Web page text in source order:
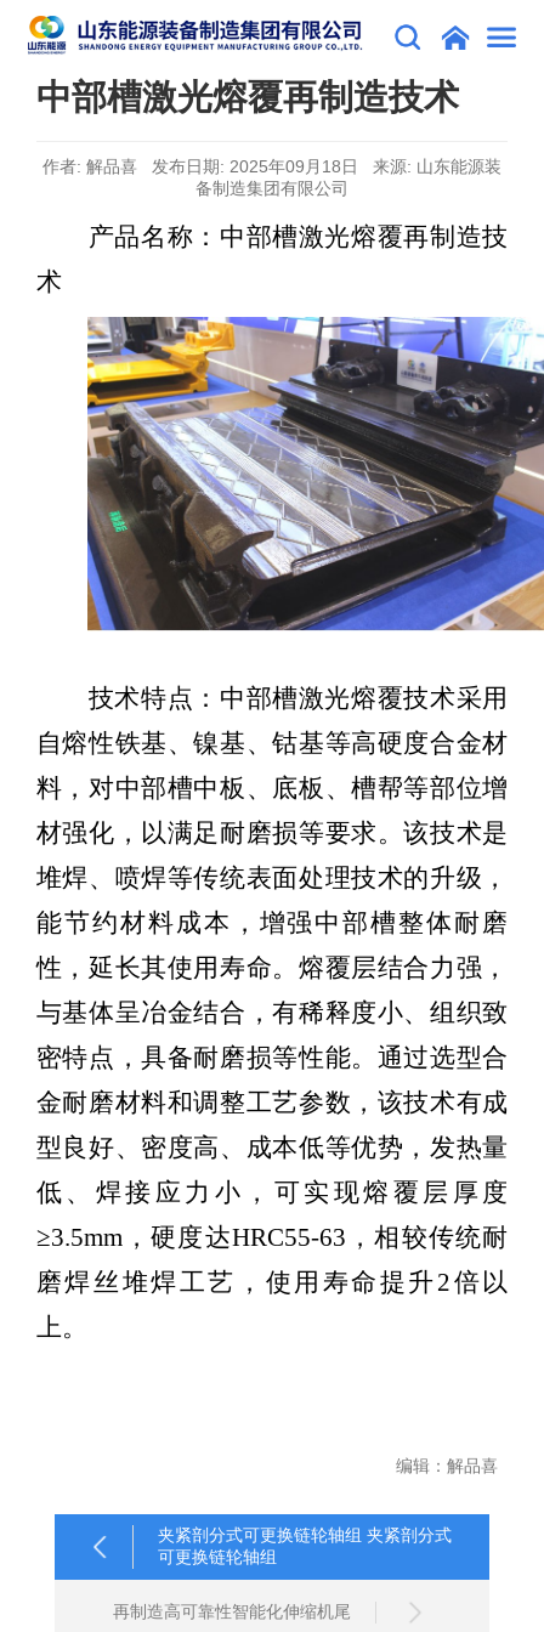
中部槽激光熔覆再制造技术
作者: 解品喜 发布日期: 2025年09月18日 来源: 山东能源装
备制造集团有限公司
产品名称： 中部槽激光熔覆再制造技
术
技术特点： 中部槽激光熔覆技术采用
自熔性铁基、镍基、钴基等高硬度合金材
料，对中部槽中板、底板、槽帮等部位增
材强化，以满足耐磨损等要求。该技术是
堆焊、喷焊等传统表面处理技术的升级，
能节约材料成本，增强中部槽整体耐磨
性，延长其使用寿命。熔覆层结合力强，
与基体呈冶金结合，有稀释度小、组织致
密特点，具备耐磨损等性能。通过选型合
金耐磨材料和调整工艺参数，该技术有成
型良好、密度高、成本低等优势，发热量
低、焊接应力小，可实现熔覆层厚度
≥3.5mm，硬度达HRC55-63，相较传统耐
磨焊丝堆焊工艺，使用寿命提升2倍以
上。
编辑：解品喜
夹紧剖分式可更换链轮轴组 夹紧剖分式
可更换链轮轴组
再制造高可靠性智能化伸缩机尾